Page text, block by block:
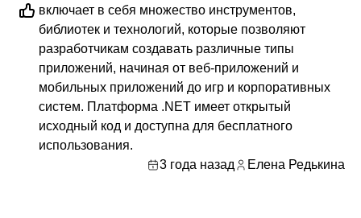
включает в себя множество инструментов,
библиотек и технологий, которые позволяют
разработчикам создавать различные типы
приложений, начиная от веб-приложений и
мобильных приложений до игр и корпоративных
систем. Платформа .NET имеет открытый
исходный код и доступна для бесплатного
использования.
3 года назад
Елена Редькина